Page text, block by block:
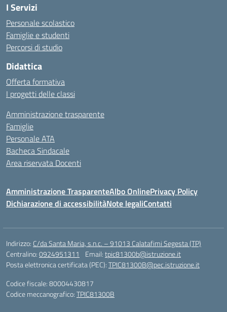
I Servizi
Personale scolastico
Famiglie e studenti
Percorsi di studio
Didattica
Offerta formativa
I progetti delle classi
Amministrazione trasparente
Famiglie
Personale ATA
Bacheca Sindacale
Area riservata Docenti
Amministrazione TrasparenteAlbo OnlinePrivacy Policy
Dichiarazione di accessibilitàNote legaliContatti
Indirizzo: C/da Santa Maria, s.n.c. – 91013 Calatafimi Segesta (TP)
Centralino:0924951311 Email:tpic81300b@istruzione.it
Posta elettronica certificata (PEC):TPIC81300B@pec.istruzione.it
Codice fiscale: 80004430817
Codice meccanografico:TPIC81300B